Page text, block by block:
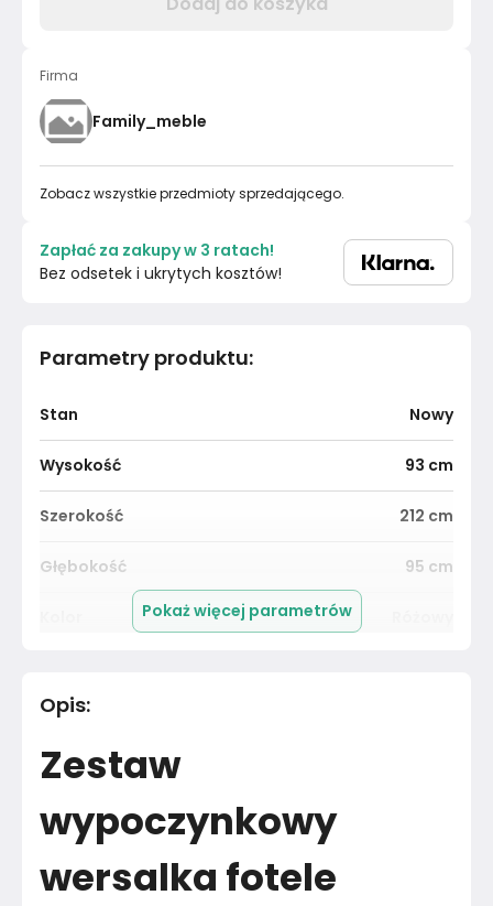
Parametry produktu:
Stan Nowy
Wysokość 93 cm
Szerokość 212 cm
Głębokość 95 cm
Kolor tkaniny
Kolekcja tkaniny
Kolekcja
Materiał
Pokaż więcej parametrów
Opis:
Zestaw
wypoczynkowy
wersalka fotele
Firma
Family_meble
Zobacz wszystkie przedmioty sprzedającego.
Zapłać za zakupy w 3 ratach!
Bez odsetek i ukrytych kosztów!